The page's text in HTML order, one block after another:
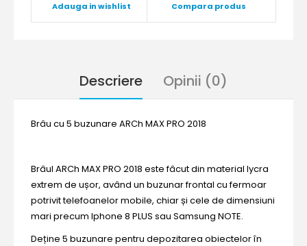
Adauga in wishlist Compara produs
Descriere Opinii (0)
Brâu cu 5 buzunare ARCh MAX PRO 2018
Brâul ARCh MAX PRO 2018 este fâcut din material lycra
extrem de ușor, având un buzunar frontal cu fermoar
potrivit telefoanelor mobile, chiar și cele de dimensiuni
mari precum Iphone 8 PLUS sau Samsung NOTE.
Deține 5 buzunare pentru depozitarea obiectelor în